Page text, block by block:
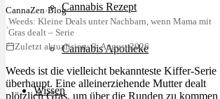
Cannabis Rezept
Cannabis Apotheke
Wissen
CannaZen›Blog
›
Weeds: Kleine Deals unter Nachbarn, wenn Mama mit
Gras dealt – Serie
Zuletzt aktualisiert: 3. August 2026
Weeds ist die vielleicht bekannteste Kiffer-Serie
überhaupt. Eine alleinerziehende Mutter dealt
plötzlich Gras, um über die Runden zu kommen